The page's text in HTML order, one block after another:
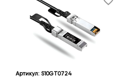
Артикул: S10GT0724